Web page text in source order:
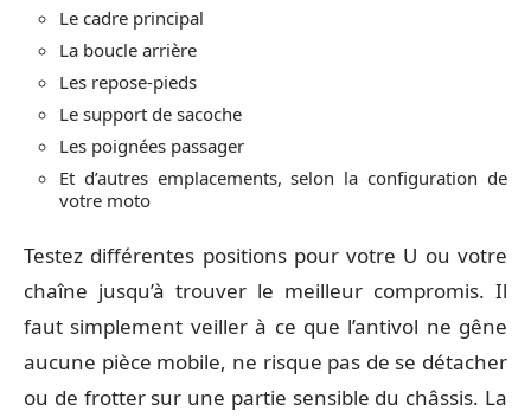
Le cadre principal
La boucle arrière
Les repose-pieds
Le support de sacoche
Les poignées passager
Et d’autres emplacements, selon la configuration de
votre moto
Testez différentes positions pour votre U ou votre
chaîne jusqu’à trouver le meilleur compromis. Il
faut simplement veiller à ce que l’antivol ne gêne
aucune pièce mobile, ne risque pas de se détacher
ou de frotter sur une partie sensible du châssis. La